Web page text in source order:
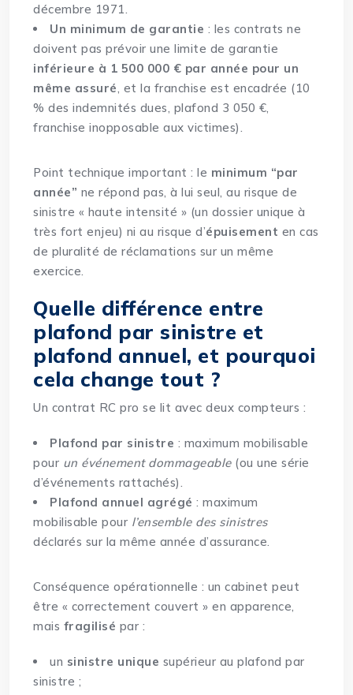
décembre 1971.
Un minimum de garantie : les contrats ne
doivent pas prévoir une limite de garantie
inférieure à 1 500 000 € par année pour un
même assuré , et la franchise est encadrée (10
% des indemnités dues, plafond 3 050 €,
franchise inopposable aux victimes).
Point technique important : le minimum “par
année” ne répond pas, à lui seul, au risque de
sinistre « haute intensité » (un dossier unique à
très fort enjeu) ni au risque d’épuisement en cas
de pluralité de réclamations sur un même
exercice.
Quelle différence entre
plafond par sinistre et
plafond annuel, et pourquoi
cela change tout ?
Un contrat RC pro se lit avec deux compteurs :
Plafond par sinistre : maximum mobilisable
pour un événement dommageable(ou une série
d’événements rattachés).
Plafond annuel agrégé : maximum
mobilisable pour l’ensemble des sinistres
déclarés sur la même année d’assurance.
Conséquence opérationnelle : un cabinet peut
être « correctement couvert » en apparence,
mais fragilisé par :
un sinistre unique supérieur au plafond par
sinistre ;